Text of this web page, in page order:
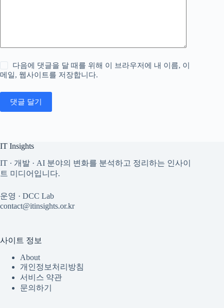
다음에 댓글을 달 때를 위해 이 브라우저에 내 이름, 이
메일, 웹사이트를 저장합니다.
댓글 달기
IT Insights
IT · 개발 · AI 분야의 변화를 분석하고 정리하는 인사이
트 미디어입니다.
운영 · DCC Lab
contact@itinsights.or.kr
사이트 정보
About
개인정보처리방침
서비스 약관
문의하기